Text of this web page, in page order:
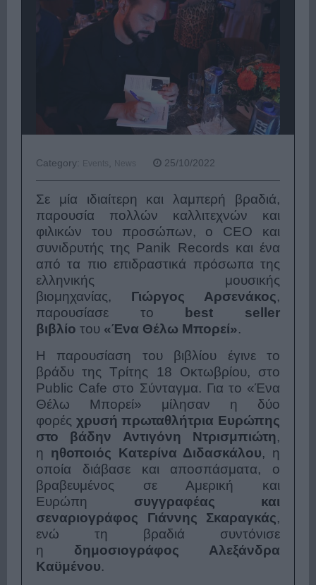
Category: News 25/10/2022
Σε μία ιδιαίτερη και λαμπερή βραδιά,
παρουσία πολλών καλλιτεχνών και
φιλικών του προσώπων, ο CEO και
συνιδρυτής της Panik Records και ένα
από τα πιο επιδραστικά πρόσωπα της
ελληνικής μουσικής
βιομηχανίας, Γιώργος Αρσενάκος,
παρουσίασε το
best seller
βιβλίο του «Ένα Θέλω Μπορεί».
Η παρουσίαση του βιβλίου έγινε το
βράδυ της Τρίτης 18 Οκτωβρίου, στο
Public Cafe στο Σύνταγμα. Για το «Ένα
Θέλω Μπορεί» μίλησαν η δύο
φορές χρυσή πρωταθλήτρια Ευρώπης
στο βάδην Αντιγόνη Ντρισμπιώτη,
η ηθοποιός Κατερίνα Διδασκάλου, η
οποία διάβασε και αποσπάσματα, ο
βραβευμένος σε Αμερική και
Ευρώπη συγγραφέας και
σεναριογράφος Γιάννης Σκαραγκάς,
ενώ τη βραδιά συντόνισε
η δημοσιογράφος Αλεξάνδρα
Καϋμένου.